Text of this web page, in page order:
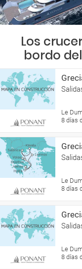
Los
bordo
Le
8 días
Le
8 días
Le
8 días